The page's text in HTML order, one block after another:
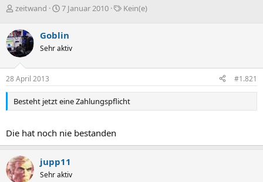
E
s
t
e
l
l
e
r
zeitwand
E
t
e
l
a
m
7 Januar 2010
S
w
r
t
e
Kein(e)
Goblin
Sehr aktiv
28 April 2013 #1.821
Besteht jetzt eine Zahlungspflicht
Die hat noch nie bestanden
jupp11
Sehr aktiv